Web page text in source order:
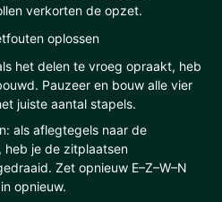
verkorten de opzet.
oplossen
het delen te vroeg opraakt, heb
Pauzeer en bouw alle vier
juiste aantal stapels.
als aflegtegels naar de
heb je de zitplaatsen
Zet opnieuw E–Z–W–N
opnieuw.